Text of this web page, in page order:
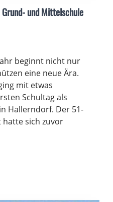
und Mittelschule
beginnt nicht nur
eine neue Ära.
mit etwas
Schultag als
Hallerndorf. Der 51-
hatte sich zuvor